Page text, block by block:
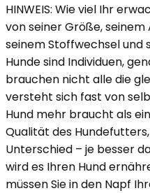
HINWEIS: Wie viel Ihr
von seiner Größe,
seinem Stoffwechsel und
Hunde sind Individuen,
brauchen nicht alle die
versteht sich fast von
Hund mehr braucht als
Qualität des
Unterschied – je besser
wird es Ihren Hund
müssen Sie in den Napf